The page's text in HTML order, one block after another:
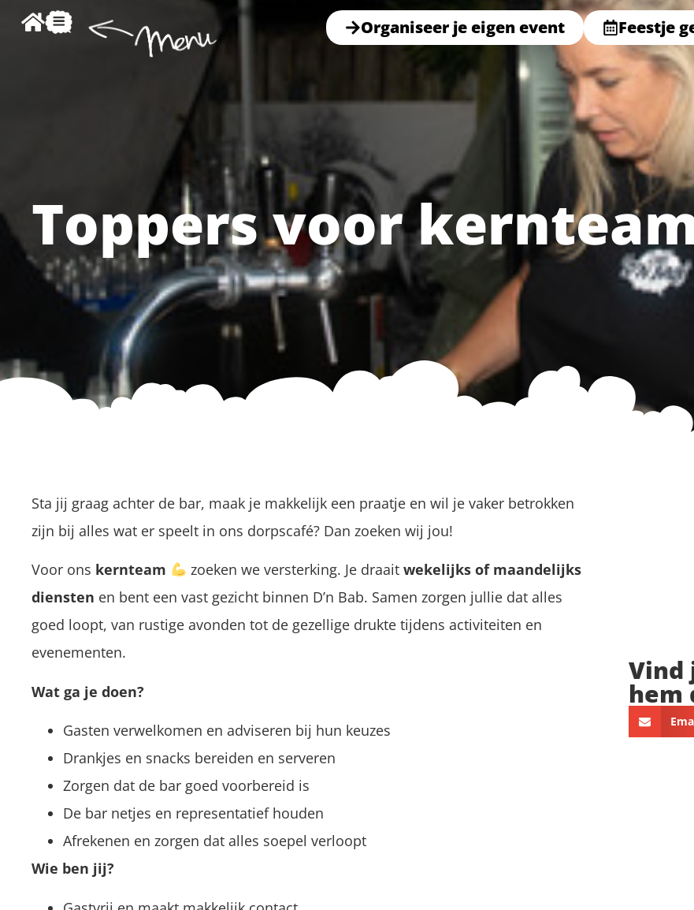
Organiseer je eigen event Feestje
Toppers voor
Sta jij graag achter de bar, maak je makkelijk een praatje en wil je vaker betrokken
zijn bij alles wat er speelt in ons dorpscafé? Dan zoeken wij jou!
Voor ons kernteam zoeken we versterking. Je draait wekelijks of maandelijks
diensten en bent een vast gezicht binnen D’n Bab. Samen zorgen jullie dat alles
goed loopt, van rustige avonden tot de gezellige drukte tijdens activiteiten en
evenementen.
Wat ga je doen?
Gasten verwelkomen en adviseren bij hun keuzes
Drankjes en snacks bereiden en serveren
Zorgen dat de bar goed voorbereid is
De bar netjes en representatief houden
Afrekenen en zorgen dat alles soepel verloopt
Wie ben jij?
Vind
hem